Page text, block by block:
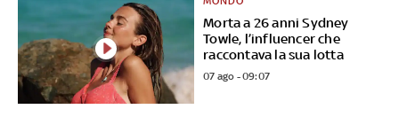
Morta a 26 anni Sydney
Towle, l’influencer che
raccontava la sua lotta
07 ago - 09:07